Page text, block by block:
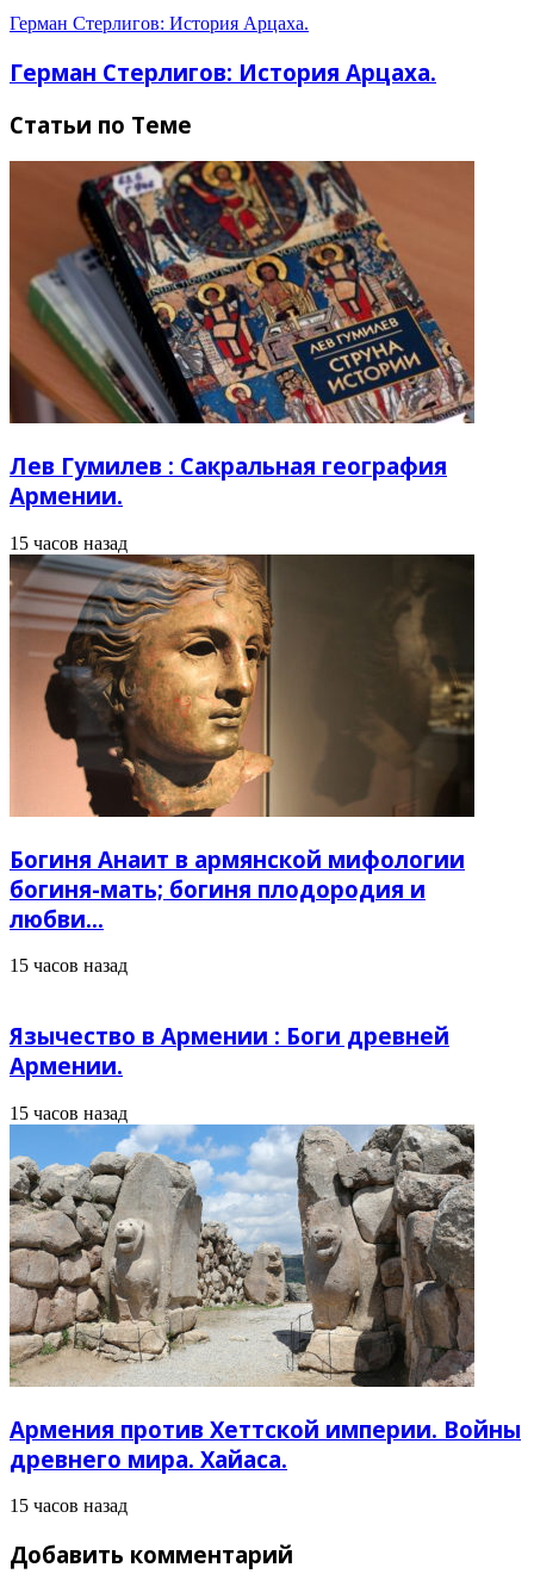
Герман Стерлигов: История Арцаха.
Герман Стерлигов: История Арцаха.
Статьи по Теме
Лев Гумилев : Сакральная география
Армении.
15 часов назад
Богиня Анаит в армянской мифологии
богиня-мать; богиня плодородия и
любви…
15 часов назад
Язычество в Армении : Боги древней
Армении.
15 часов назад
Армения против Хеттской империи. Войны
древнего мира. Хайаса.
15 часов назад
Добавить комментарий